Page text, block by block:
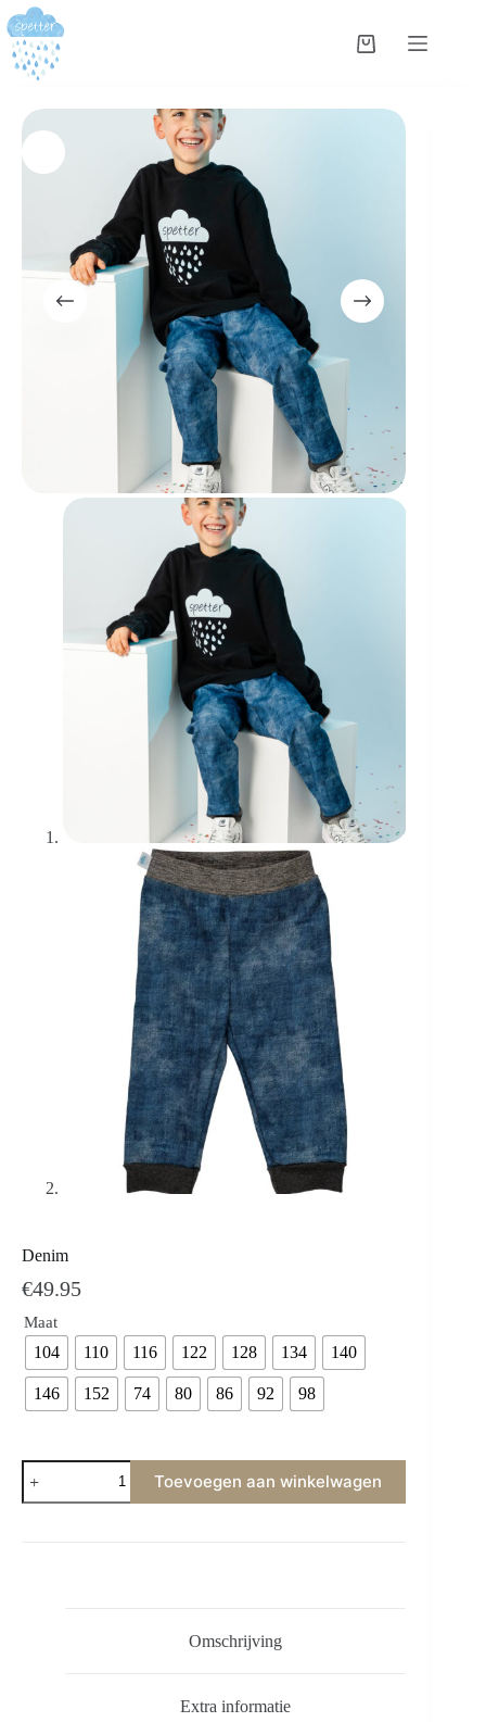
Denim
€49.95
Maat
104 110 116 122 128 134 140
146 152 74 80 86 92 98
Toevoegen aan winkelwagen
Omschrijving
Extra informatie